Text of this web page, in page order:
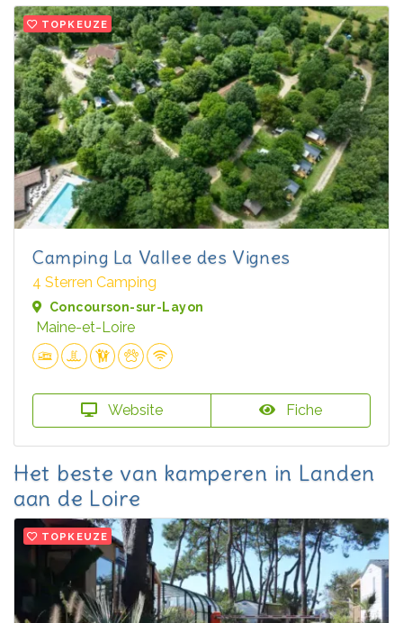
TOPKEUZE
Camping La Vallee des Vignes
4 Sterren Camping
Concourson-sur-Layon
Maine-et-Loire
Website Fiche
Het beste van kamperen in Landen
aan de Loire
TOPKEUZE